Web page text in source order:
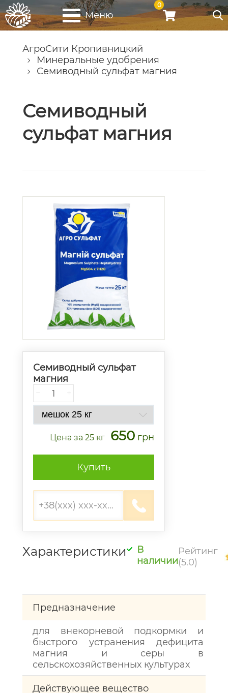
Меню
0
АгроСити Кропивницкий
Минеральные удобрения
Семиводный сульфат магния
Семиводный
сульфат магния
Семиводный сульфат
магния
− +
Цена за 25 кг 650 грн
Купить
Характеристики
В
наличии
Рейтинг
(5.0)
Предназначение
для внекорневой подкормки и
быстрого устранения дефицита
магния и серы в
сельскохозяйственных культурах
Действующее вещество